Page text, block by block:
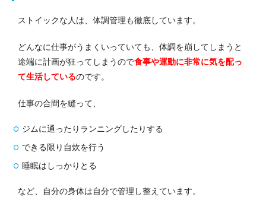
ストイックな人は、体調管理も徹底しています。
どんなに仕事がうまくいっていても、体調を崩してしまうと
途端に計画が狂ってしまうので食事や運動に非常に気を配っ
て生活しているのです。
仕事の合間を縫って、
ジムに通ったりランニングしたりする
できる限り自炊を行う
睡眠はしっかりとる
など、自分の身体は自分で管理し整えています。